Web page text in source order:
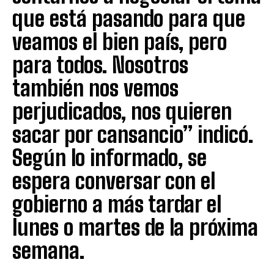
que está pasando para que
veamos el bien país, pero
para todos. Nosotros
también nos vemos
perjudicados, nos quieren
sacar por cansancio” indicó.
Según lo informado, se
espera conversar con el
gobierno a más tardar el
lunes o martes de la próxima
semana.